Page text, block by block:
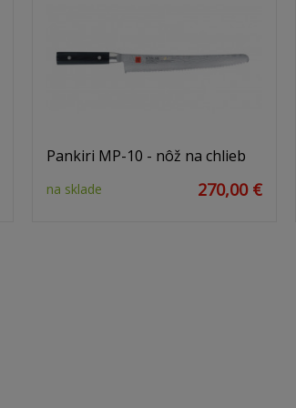
Pankiri MP-10 - nôž na chlieb
na sklade 270,00 €